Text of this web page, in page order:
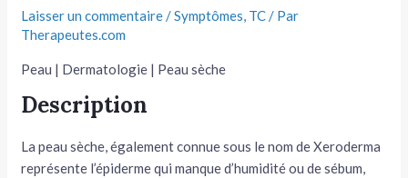
Laisser un commentaire/Symptômes, TC/ Par
Therapeutes.com
Peau | Dermatologie | Peau sèche
Description
La peau sèche, également connue sous le nom de Xeroderma
représente l’épiderme qui manque d’humidité ou de sébum,